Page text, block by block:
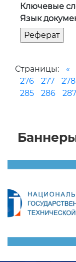
Ключевые
Язык
Страницы: «
276
277 278
285
286 287